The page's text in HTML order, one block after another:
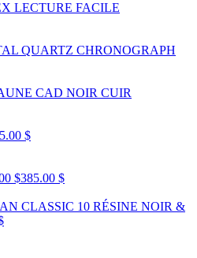
LECTURE FACILE
QUARTZ CHRONOGRAPH
CAD NOIR CUIR
$
$385.00 $
CLASSIC 10 RÉSINE NOIR &